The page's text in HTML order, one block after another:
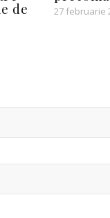
de 27 februarie